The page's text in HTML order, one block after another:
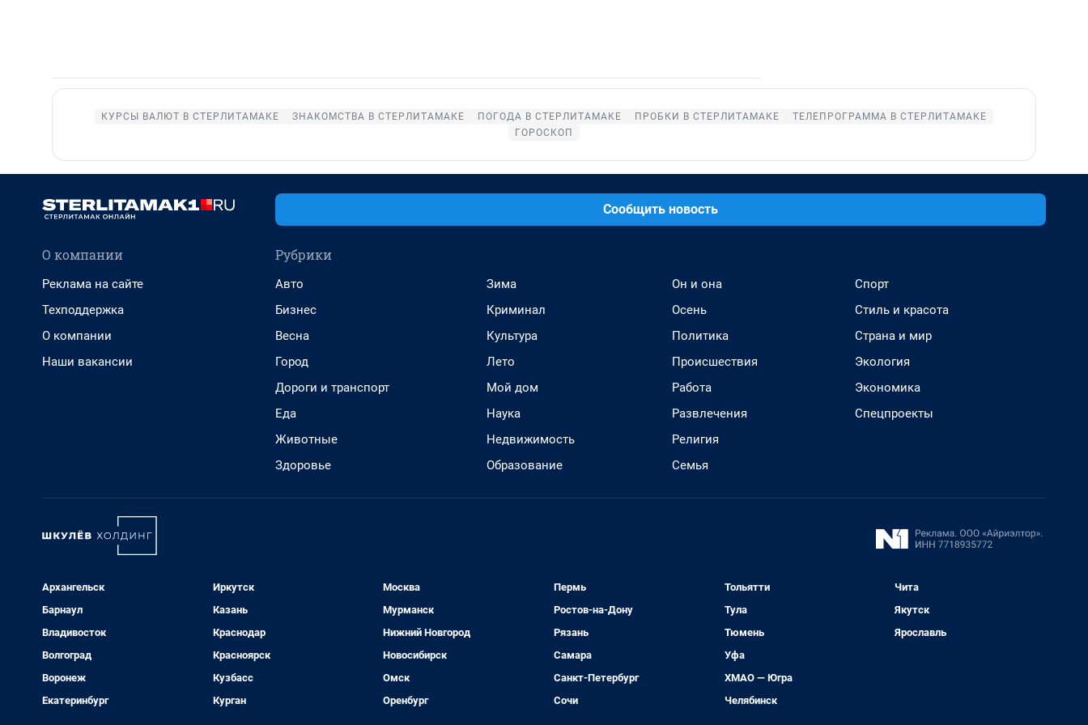
КУРСЫ ВАЛЮТ В СТЕРЛИТАМАКЕ ЗНАКОМСТВА В СТЕРЛИТАМАКЕ ПОГОДА В СТЕРЛИТАМАКЕ ПРОБКИ В СТЕРЛИТАМАКЕ
ТЕЛЕПРОГРАММА В СТЕРЛИТАМАКЕ
ГОРОСКОП
Сообщить новость
О компании
Реклама на сайте
Техподдержка
О компании
Наши вакансии
Рубрики
Авто
Бизнес
Весна
Город
Дороги и транспорт
Еда
Животные
Здоровье
Зима
Криминал
Культура
Лето
Мой дом
Наука
Недвижимость
Образование
Он и она
Осень
Политика
Происшествия
Работа
Развлечения
Религия
Семья
Спорт
Стиль и красота
Страна и мир
Экология
Экономика
Спецпроекты
Архангельск
Барнаул
Владивосток
Волгоград
Воронеж
Екатеринбург
Иркутск
Казань
Краснодар
Красноярск
Кузбасс
Курган
Москва
Мурманск
Нижний Новгород
Новосибирск
Омск
Оренбург
Пермь
Ростов-на-Дону
Рязань
Самара
Санкт-Петербург
Сочи
Тольятти
Тула
Тюмень
Уфа
ХМАО — Югра
Челябинск
Чита
Якутск
Ярославль